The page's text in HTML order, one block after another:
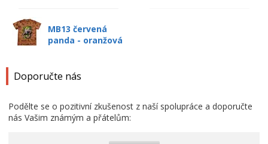
MB13 červená
panda - oranžová
Doporučte nás
Podělte se o pozitivní zkušenost z naší spolupráce a doporučte
nás Vašim známým a přátelům: